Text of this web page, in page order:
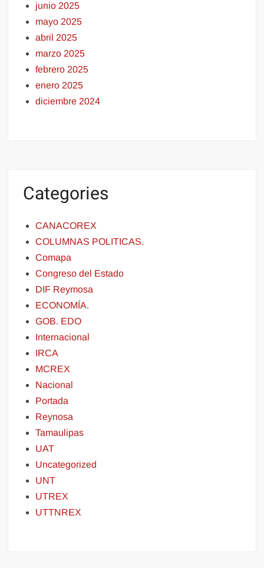
junio 2025
mayo 2025
abril 2025
marzo 2025
febrero 2025
enero 2025
diciembre 2024
Categories
CANACOREX
COLUMNAS POLITICAS.
Comapa
Congreso del Estado
DIF Reymosa
ECONOMÍA.
GOB. EDO
Internacional
IRCA
MCREX
Nacional
Portada
Reynosa
Tamaulipas
UAT
Uncategorized
UNT
UTREX
UTTNREX